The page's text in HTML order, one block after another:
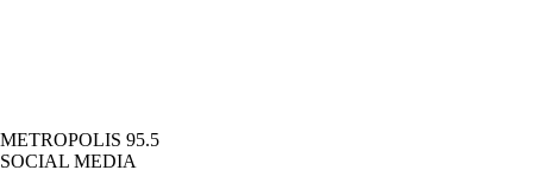
METROPOLIS 95.5
SOCIAL MEDIA